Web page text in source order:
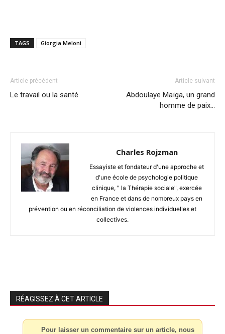
TAGS Giorgia Meloni
Article précédent
Le travail ou la santé
Article suivant
Abdoulaye Maïga, un grand
homme de paix…
Charles Rojzman
Essayiste et fondateur d'une approche et
d'une école de psychologie politique
clinique, " la Thérapie sociale", exercée
en France et dans de nombreux pays en
prévention ou en réconciliation de violences individuelles et
collectives.
RÉAGISSEZ À CET ARTICLE
Pour laisser un commentaire sur un article, nous